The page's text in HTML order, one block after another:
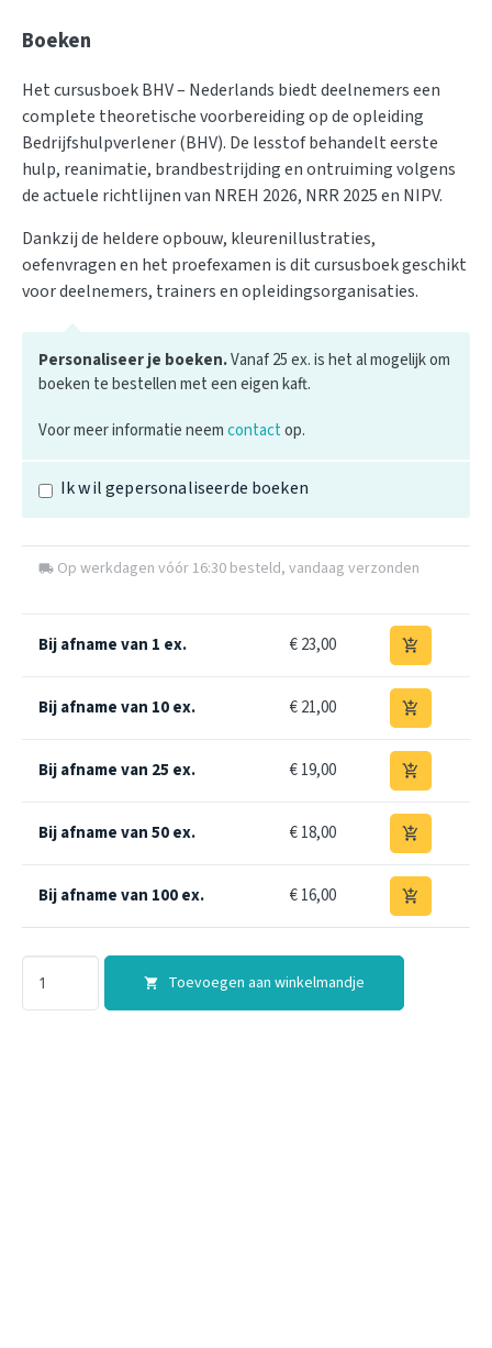
Boeken
Het cursusboek BHV – Nederlands biedt deelnemers een
complete theoretische voorbereiding op de opleiding
Bedrijfshulpverlener (BHV). De lesstof behandelt eerste
hulp, reanimatie, brandbestrijding en ontruiming volgens
de actuele richtlijnen van NREH 2026, NRR 2025 en NIPV.
Dankzij de heldere opbouw, kleurenillustraties,
oefenvragen en het proefexamen is dit cursusboek geschikt
voor deelnemers, trainers en opleidingsorganisaties.
Personaliseer je boeken.Vanaf 25 ex. is het al mogelijk om
boeken te bestellen met een eigen kaft.
Voor meer informatie neemcontactop.
Ik wil gepersonaliseerde boeken
local_shipping Op werkdagen vóór 16:30 besteld, vandaag verzonden
Bij afname van 1 ex. € 23,00 add_shopping_cart
Bij afname van 10 ex. € 21,00 add_shopping_cart
Bij afname van 25 ex. € 19,00 add_shopping_cart
Bij afname van 50 ex. € 18,00 add_shopping_cart
Bij afname van 100 ex. € 16,00 add_shopping_cart
shopping_cart Toevoegen aan winkelmandje